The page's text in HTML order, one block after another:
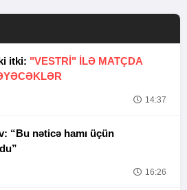
itki: "VESTRİ" İLƏ MATÇDA
14:37
“Bu nəticə hamı üçün
16:26